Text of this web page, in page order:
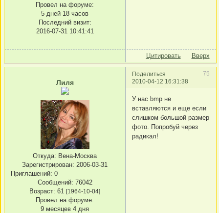
Провел на форуме:
5 дней 18 часов
Последний визит:
2016-07-31 10:41:41
Цитировать Вверх
Поделиться
75
2010-04-12 16:31:38
Лиля
Откуда: Вена-Москва
Зарегистрирован: 2006-03-31
Приглашений: 0
Сообщений: 76042
Возраст: 61 [1964-10-04]
Провел на форуме:
9 месяцев 4 дня
У нас bmp не
вставляются и еще если
слишком большой размер
фото. Попробуй через
радикал!